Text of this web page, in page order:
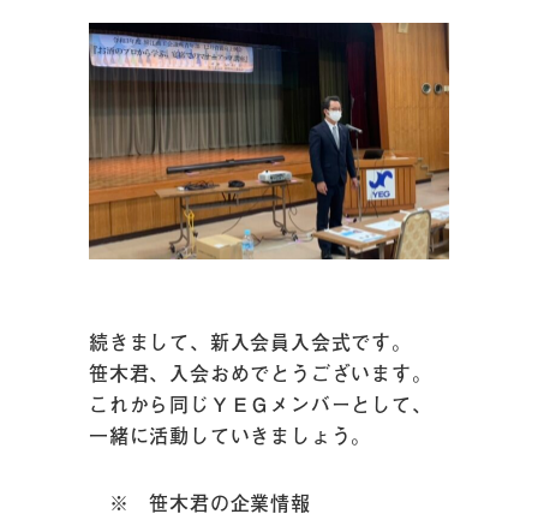
続きまして、新入会員入会式です。
笹木君、入会おめでとうございます。
これから同じＹＥＧメンバーとして、
一緒に活動していきましょう。
※ 笹木君の企業情報